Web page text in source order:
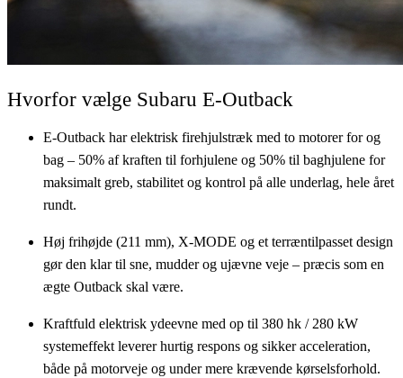
Hvorfor vælge Subaru E-Outback
E-Outback har elektrisk firehjulstræk med to motorer for og
bag – 50% af kraften til forhjulene og 50% til baghjulene for
maksimalt greb, stabilitet og kontrol på alle underlag, hele året
rundt.
Høj frihøjde (211 mm), X-MODE og et terræntilpasset design
gør den klar til sne, mudder og ujævne veje – præcis som en
ægte Outback skal være.
Kraftfuld elektrisk ydeevne med op til 380 hk / 280 kW
systemeffekt leverer hurtig respons og sikker acceleration,
både på motorveje og under mere krævende kørselsforhold.